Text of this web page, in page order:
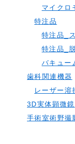
マイクロ
特注品
特注品_
特注品_
バキュー
歯科関連機器
レーザー溶
3D実体顕微鏡
手術室術野撮